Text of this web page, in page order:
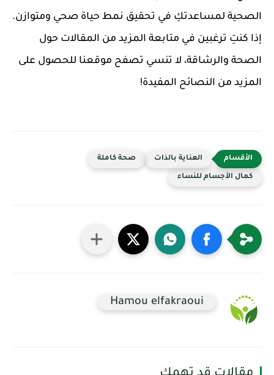
الصحية لمساعدتكِ في تحقيق نمط حياة صحي ومتوازن.
إذا كنتِ ترغبين في متابعة المزيد من المقالات حول
الصحة والرشاقة، لا تنسي تصفح موقعنا للحصول على
المزيد من النصائح المفيدة!
العناية بالذات صحة كاملة
كمال الأجسام للنساء
Hamou elfakraoui